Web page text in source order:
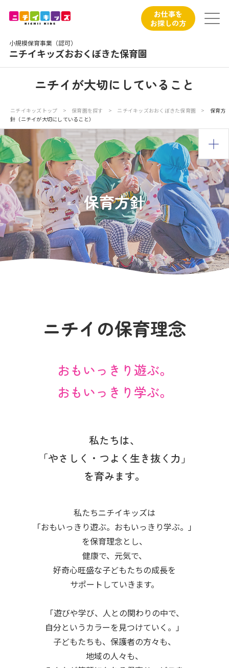
小規模保育事業（認可）
ニチイキッズおおくぼきた保育園
お仕事を
お探しの方
ニチイが大切にしていること
お食事
保育園見学
入園の概要
子育てひろばのご紹介
写真販売サービス
サイトマップ ニチイ学館オフィシャルサイト
ニチイが大切にしていること
ニチイキッズトップ > 保育園を探す > ニチイキッズおおくぼきた保育園 >
保育方
針（ニチイが大切にしていること）
保育方針
ニチイの保育理念
おもいっきり遊ぶ。
おもいっきり学ぶ。
私たちは、
「やさしく・つよく生き抜く力」
を育みます。
私たちニチイキッズは
「おもいっきり遊ぶ。おもいっきり学ぶ。」
を保育理念とし、
健康で、元気で、
好奇心旺盛な子どもたちの成長を
サポートしていきます。
「遊びや学び、人との関わりの中で、
自分というカラーを見つけていく。」
子どもたちも、保護者の方々も、
地域の人々も、